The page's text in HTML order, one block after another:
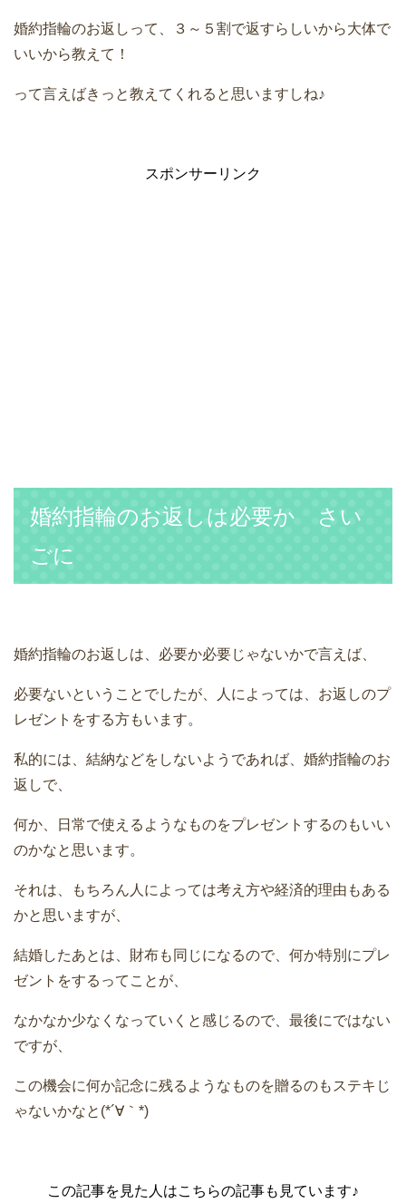
婚約指輪のお返しって、３～５割で返すらしいから大体で
いいから教えて！
って言えばきっと教えてくれると思いますしね♪
スポンサーリンク
婚約指輪のお返しは必要か さい
ごに
婚約指輪のお返しは、必要か必要じゃないかで言えば、
必要ないということでしたが、人によっては、お返しのプ
レゼントをする方もいます。
私的には、結納などをしないようであれば、婚約指輪のお
返しで、
何か、日常で使えるようなものをプレゼントするのもいい
のかなと思います。
それは、もちろん人によっては考え方や経済的理由もある
かと思いますが、
結婚したあとは、財布も同じになるので、何か特別にプレ
ゼントをするってことが、
なかなか少なくなっていくと感じるので、最後にではない
ですが、
この機会に何か記念に残るようなものを贈るのもステキじ
ゃないかなと(*´∀｀*)
この記事を見た人はこちらの記事も見ています♪